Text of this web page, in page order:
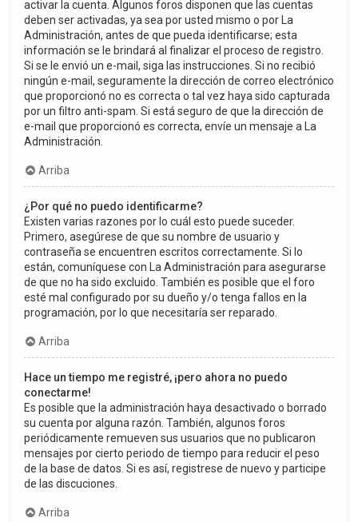
activar la cuenta. Algunos foros disponen que las cuentas
deben ser activadas, ya sea por usted mismo o por La
Administración, antes de que pueda identificarse; esta
información se le brindará al finalizar el proceso de registro.
Si se le envió un e-mail, siga las instrucciones. Si no recibió
ningún e-mail, seguramente la dirección de correo electrónico
que proporcionó no es correcta o tal vez haya sido capturada
por un filtro anti-spam. Si está seguro de que la dirección de
e-mail que proporcionó es correcta, envíe un mensaje a La
Administración.
Arriba
¿Por qué no puedo identificarme?
Existen varias razones por lo cuál esto puede suceder.
Primero, asegúrese de que su nombre de usuario y
contraseña se encuentren escritos correctamente. Si lo
están, comuníquese con La Administración para asegurarse
de que no ha sido excluido. También es posible que el foro
esté mal configurado por su dueño y/o tenga fallos en la
programación, por lo que necesitaría ser reparado.
Arriba
Hace un tiempo me registré, ¡pero ahora no puedo
conectarme!
Es posible que la administración haya desactivado o borrado
su cuenta por alguna razón. También, algunos foros
periódicamente remueven sus usuarios que no publicaron
mensajes por cierto periodo de tiempo para reducir el peso
de la base de datos. Si es así, registrese de nuevo y participe
de las discuciones.
Arriba